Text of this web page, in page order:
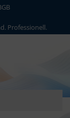
Professionell.